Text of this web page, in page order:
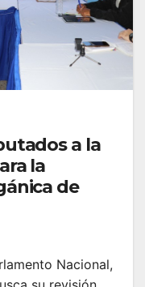
a la
la
de
Nacional,